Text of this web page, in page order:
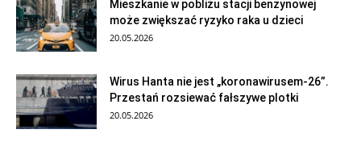
Mieszkanie w pobliżu stacji benzynowej
może zwiększać ryzyko raka u dzieci
20.05.2026
Wirus Hanta nie jest „koronawirusem-26”.
Przestań rozsiewać fałszywe plotki
20.05.2026